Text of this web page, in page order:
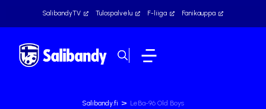
SalibandyTV Tulospalvelu F-liiga Fanikauppa
Salibandy.fi > LeBa-96 Old Boys